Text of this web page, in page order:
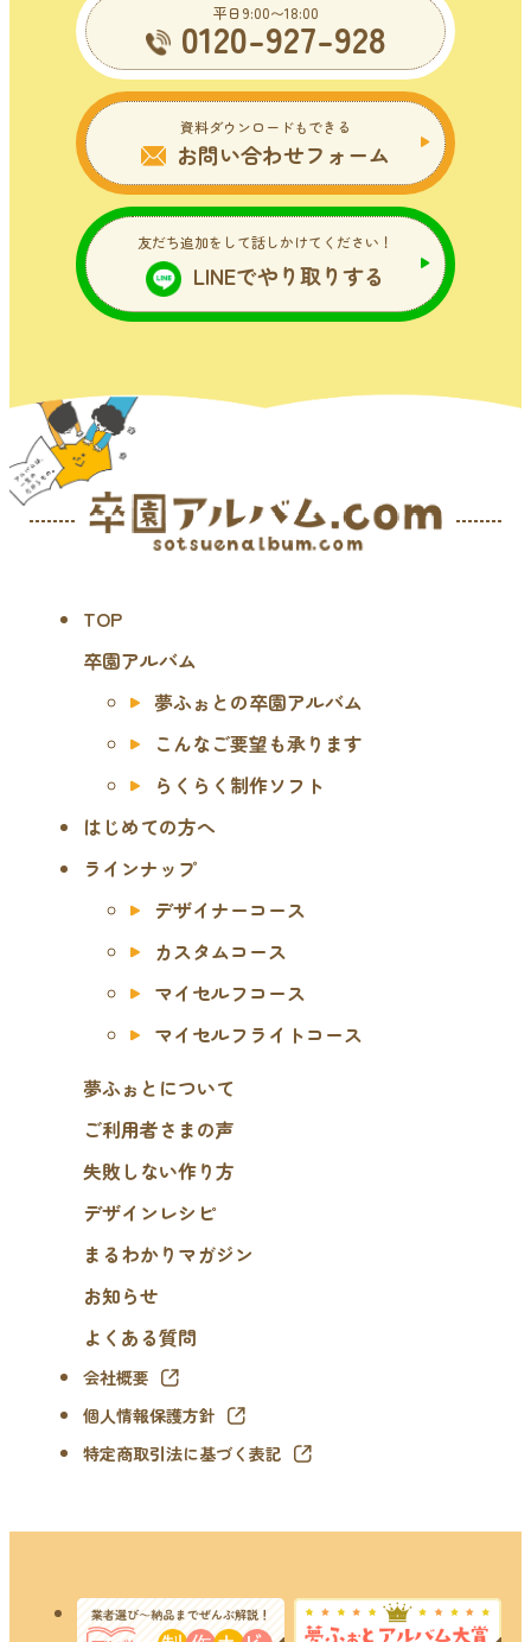
平日9:00〜18:00
0120-927-928
資料ダウンロードもできる
お問い合わせフォーム
友だち追加をして話しかけてください！
LINEでやり取りする
TOP
卒園アルバム
夢ふぉとの卒園アルバム
こんなご要望も承ります
らくらく制作ソフト
はじめての方へ
ラインナップ
デザイナーコース
カスタムコース
マイセルフコース
マイセルフライトコース
夢ふぉとについて
ご利用者さまの声
失敗しない作り方
デザインレシピ
まるわかりマガジン
お知らせ
よくある質問
会社概要
個人情報保護方針
特定商取引法に基づく表記